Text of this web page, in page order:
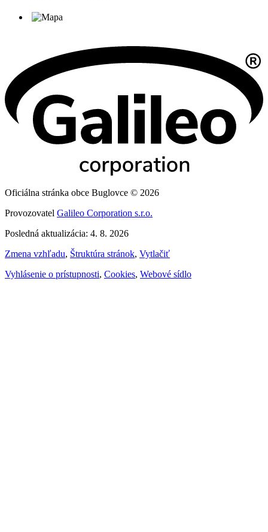
Oficiálna stránka obce Buglovce © 2026
Provozovatel Galileo Corporation s.r.o.
Posledná aktualizácia: 4. 8. 2026
Zmena vzhľadu, Štruktúra stránok, Vytlačiť
Vyhlásenie o prístupnosti, Cookies, Webové sídlo